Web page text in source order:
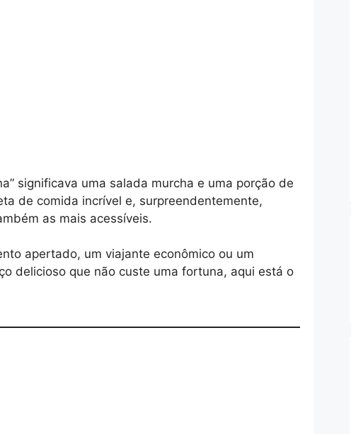
significava uma salada murcha e uma porção de
de comida incrível e, surpreendentemente,
as mais acessíveis.
apertado, um viajante econômico ou um
delicioso que não custe uma fortuna, aqui está o